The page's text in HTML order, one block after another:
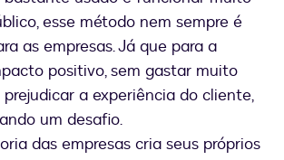
esse método nem sempre é
as empresas. Já que para a
positivo, sem gastar muito
a experiência do cliente,
um desafio.
das empresas cria seus próprios